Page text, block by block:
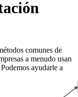
comunes de
a menudo usan
ayudarle a